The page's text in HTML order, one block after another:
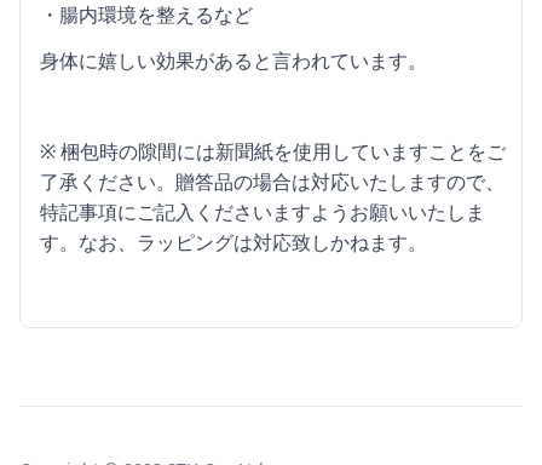
・腸内環境を整えるなど
身体に嬉しい効果があると言われています。
※ 梱包時の隙間には新聞紙を使用していますことをご
了承ください。贈答品の場合は対応いたしますので、
特記事項にご記入くださいますようお願いいたしま
す。なお、ラッピングは対応致しかねます。